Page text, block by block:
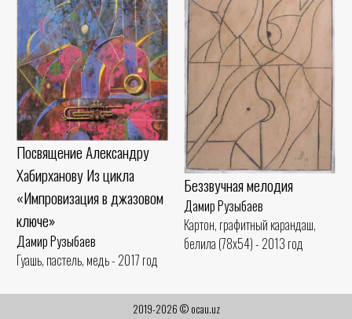
Беззвучная мелодия
Дамир Рузыбаев
Картон, графитный карандаш,
белила (78x54) - 2013 год
Посвящение Александру
Хабирханову Из цикла
«Импровизация в джазовом
ключе»
Дамир Рузыбаев
Гуашь, пастель, медь - 2017 год
2019-2026 © ocau.uz